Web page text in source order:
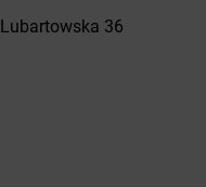
Lubartowska 36